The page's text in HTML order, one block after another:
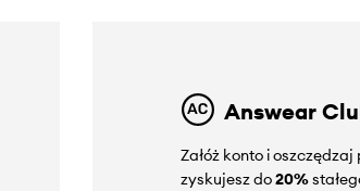
Answear
Załóż konto i
zyskujesz do20%